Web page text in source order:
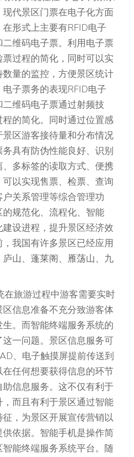
代景区门票在电子化方面
形式上主要有RFID电子
维码电子票。利用电子票
过程的简化，同时可以实
量的监控，方便景区统计
子票务的表现RFID电子
维码电子票通过射频技
的简化。同时通过位置感
区游客接待量和分布情况
具有防伪性能良好、识别
多标签的读取方式、便携
以实现售票、检票、查询
关系管理等综合管理功
规范化、流程化、智能
设进程，提升景区经济效
我国有许多景区已经应用
山、蓬莱阁、雁荡山、九
在旅游过程中游客需要实时
信息准备不充分致游客体
。而智能终端服务系统的
一问题。景区信息服务可
、电子触摸屏提前传送到
任何想要获得信息的环节
信息服务。这不仅有利于
而且有利于景区通过智能
，为景区开展宣传营销以
依据。智能手机是操作简
能终端服务系统平台。随